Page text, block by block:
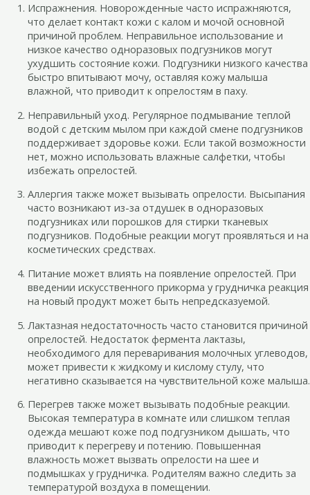
Испражнения. Новорожденные часто испражняются,
что делает контакт кожи с калом и мочой основной
причиной проблем. Неправильное использование и
низкое качество одноразовых подгузников могут
ухудшить состояние кожи. Подгузники низкого качества
быстро впитывают мочу, оставляя кожу малыша
влажной, что приводит к опрелостям в паху.
Неправильный уход. Регулярное подмывание теплой
водой с детским мылом при каждой смене подгузников
поддерживает здоровье кожи. Если такой возможности
нет, можно использовать влажные салфетки, чтобы
избежать опрелостей.
Аллергия также может вызывать опрелости. Высыпания
часто возникают из-за отдушек в одноразовых
подгузниках или порошков для стирки тканевых
подгузников. Подобные реакции могут проявляться и на
косметических средствах.
Питание может влиять на появление опрелостей. При
введении искусственного прикорма у грудничка реакция
на новый продукт может быть непредсказуемой.
Лактазная недостаточность часто становится причиной
опрелостей. Недостаток фермента лактазы,
необходимого для переваривания молочных углеводов,
может привести к жидкому и кислому стулу, что
негативно сказывается на чувствительной коже малыша.
Перегрев также может вызывать подобные реакции.
Высокая температура в комнате или слишком теплая
одежда мешают коже под подгузником дышать, что
приводит к перегреву и потению. Повышенная
влажность может вызвать опрелости на шее и
подмышках у грудничка. Родителям важно следить за
температурой воздуха в помещении.